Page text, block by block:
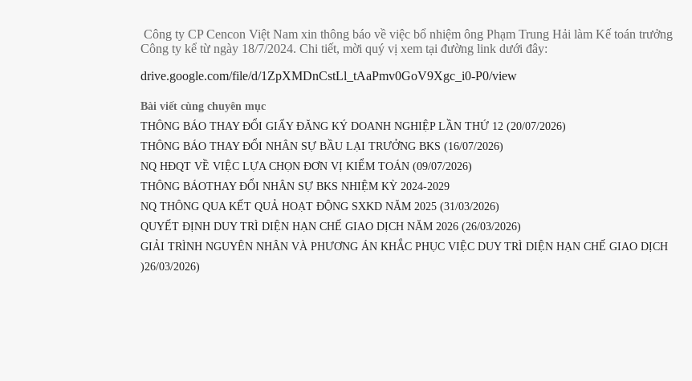
Công ty CP Cencon Việt Nam xin thông báo về việc bổ nhiệm ông Phạm Trung Hải làm Kế toán trưởng
Công ty kể từ ngày 18/7/2024. Chi tiết, mời quý vị xem tại đường link dưới đây:
drive.google.com/file/d/1ZpXMDnCstLl_tAaPmv0GoV9Xgc_i0-P0/view
Bài viết cùng chuyên mục
THÔNG BÁO THAY ĐỔI GIẤY ĐĂNG KÝ DOANH NGHIỆP LẦN THỨ 12 (20/07/2026)
THÔNG BÁO THAY ĐỔI NHÂN SỰ BẦU LẠI TRƯỞNG BKS (16/07/2026)
NQ HĐQT VỀ VIỆC LỰA CHỌN ĐƠN VỊ KIỂM TOÁN (09/07/2026)
THÔNG BÁOTHAY ĐỔI NHÂN SỰ BKS NHIỆM KỲ 2024-2029
NQ THÔNG QUA KẾT QUẢ HOẠT ĐỘNG SXKD NĂM 2025 (31/03/2026)
QUYẾT ĐỊNH DUY TRÌ DIỆN HẠN CHẾ GIAO DỊCH NĂM 2026 (26/03/2026)
GIẢI TRÌNH NGUYÊN NHÂN VÀ PHƯƠNG ÁN KHẮC PHỤC VIỆC DUY TRÌ DIỆN HẠN CHẾ GIAO DỊCH
)26/03/2026)